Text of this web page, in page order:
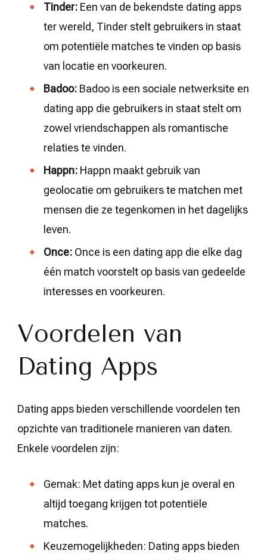
Tinder: Een van de bekendste dating apps
ter wereld, Tinder stelt gebruikers in staat
om potentiële matches te vinden op basis
van locatie en voorkeuren.
Badoo: Badoo is een sociale netwerksite en
dating app die gebruikers in staat stelt om
zowel vriendschappen als romantische
relaties te vinden.
Happn: Happn maakt gebruik van
geolocatie om gebruikers te matchen met
mensen die ze tegenkomen in het dagelijks
leven.
Once: Once is een dating app die elke dag
één match voorstelt op basis van gedeelde
interesses en voorkeuren.
Voordelen van
Dating Apps
Dating apps bieden verschillende voordelen ten
opzichte van traditionele manieren van daten.
Enkele voordelen zijn:
Gemak: Met dating apps kun je overal en
altijd toegang krijgen tot potentiële
matches.
Keuzemogelijkheden: Dating apps bieden